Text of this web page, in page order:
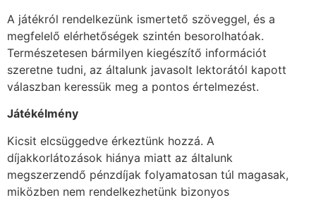
A játékról rendelkezünk ismertető szöveggel, és a
megfelelő elérhetőségek szintén besorolhatóak.
Természetesen bármilyen kiegészítő információt
szeretne tudni, az általunk javasolt lektorától kapott
válaszban keressük meg a pontos értelmezést.
Játékélmény
Kicsit elcsüggedve érkeztünk hozzá. A
díjakkorlátozások hiánya miatt az általunk
megszerzendő pénzdíjak folyamatosan túl magasak,
miközben nem rendelkezhetünk bizonyos